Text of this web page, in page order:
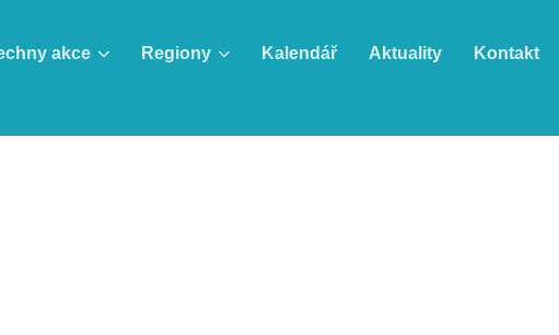
akce Regiony Kalendář Aktuality Kontakt